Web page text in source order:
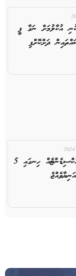
އުކާލުމަށް ނަގާ ފީ
ހައިވޭގައި އެކްސިޑެންޓެއް ހިނގައި 5